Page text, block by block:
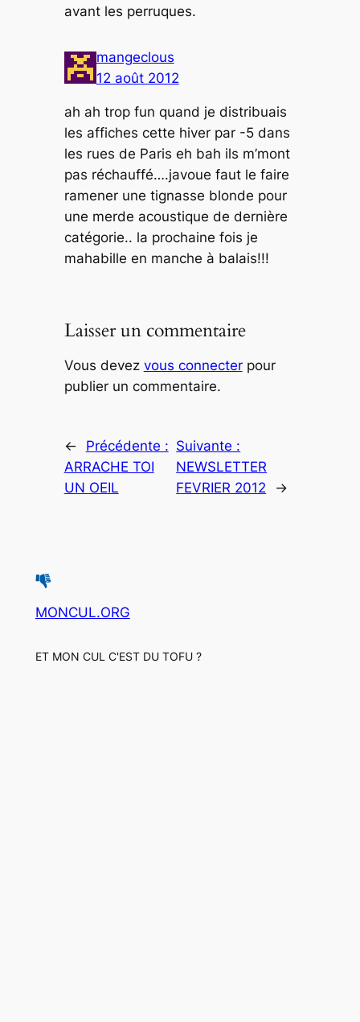
avant les perruques.
mangeclous
12 août 2012
ah ah trop fun quand je distribuais
les affiches cette hiver par -5 dans
les rues de Paris eh bah ils m’mont
pas réchauffé….javoue faut le faire
ramener une tignasse blonde pour
une merde acoustique de dernière
catégorie.. la prochaine fois je
mahabille en manche à balais!!!
Laisser un commentaire
Vous devez vous connecterpour
publier un commentaire.
←
Précédente :
ARRACHE TOI
UN OEIL
Suivante :
NEWSLETTER
FEVRIER 2012
→
MONCUL.ORG
ET MON CUL C'EST DU TOFU ?